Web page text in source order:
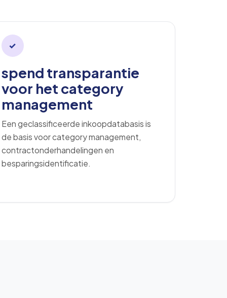
✓
spend transparantie
voor het category
management
Een geclassificeerde inkoopdatabasis is
de basis voor category management,
contractonderhandelingen en
besparingsidentificatie.